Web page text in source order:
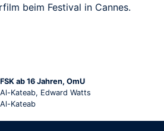
beim Festival in Cannes.
ab 16 Jahren, OmU
Kateab, Edward Watts
Kateab